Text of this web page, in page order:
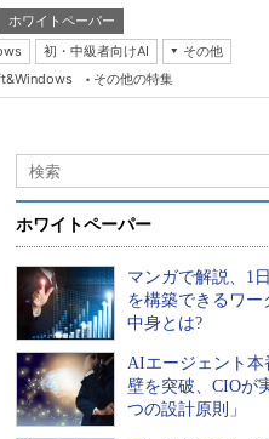
ホワイトペーパー
初・中級者向けAI
その他
Network
その他の特集
ホワイトペーパー
マンガで解説、1
を構築できるワー
中身とは?
AIエージェント本
壁を突破、CIOが
つの設計原則」